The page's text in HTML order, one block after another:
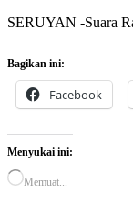
SERUYAN -Suara
Bagikan ini:
Facebook
Menyukai ini:
Memuat...